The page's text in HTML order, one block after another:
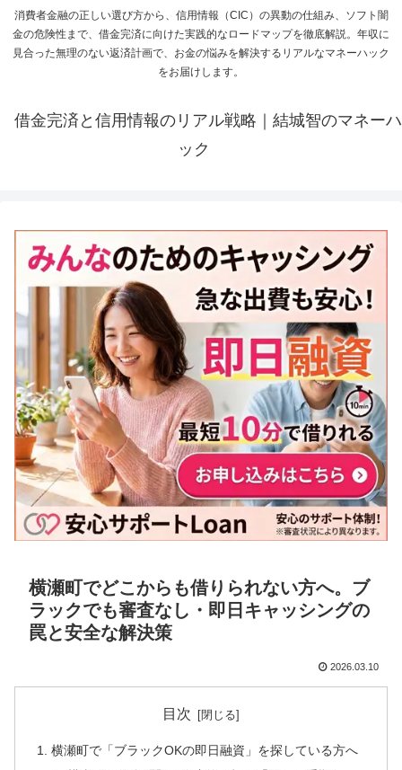
消費者金融の正しい選び方から、信用情報（CIC）の異動の仕組み、ソフト闇
金の危険性まで、借金完済に向けた実践的なロードマップを徹底解説。年収に
見合った無理のない返済計画で、お金の悩みを解決するリアルなマネーハック
をお届けします。
借金完済と信用情報のリアル戦略｜結城智のマネーハ
ック
横瀬町でどこからも借りられない方へ。ブ
ラックでも審査なし・即日キャッシングの
罠と安全な解決策
2026.03.10
目次
横瀬町で「ブラックOKの即日融資」を探している方へ